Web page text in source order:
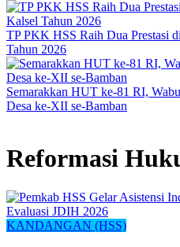
TP PKK HSS Raih Dua Prestasi
Tahun 2026
Semarakkan HUT ke-81 RI,
Desa ke-XII se-Bamban
Reformasi
KANDANGAN (HSS)